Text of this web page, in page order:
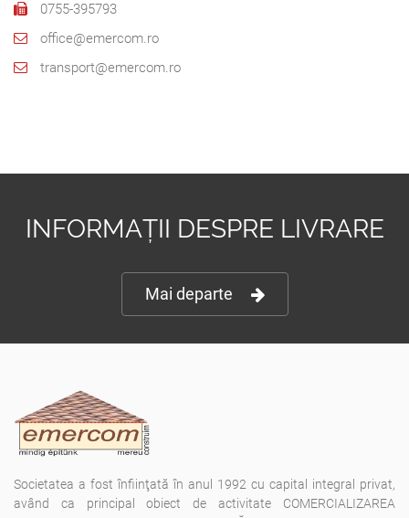
0755-395793
office@emercom.ro
transport@emercom.ro
INFORMAȚII DESPRE LIVRARE
Mai departe
Societatea a fost înfiinţată în anul 1992 cu capital integral privat,
având ca principal obiect de activitate COMERCIALIZAREA